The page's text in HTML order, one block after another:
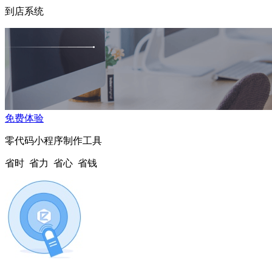
到店系统
免费体验
零代码小程序制作工具
省时 省力 省心 省钱